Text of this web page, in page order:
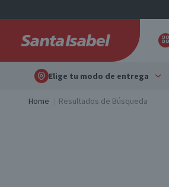
Elige tu modo de entrega
Home Resultados de Búsqueda